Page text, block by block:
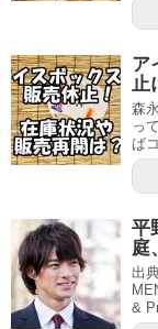
ア
止
森
っ
ば
平
庭
出
&